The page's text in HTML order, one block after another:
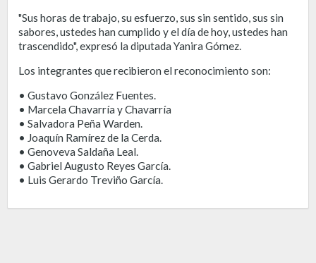
"Sus horas de trabajo, su esfuerzo, sus sin sentido, sus sin
sabores, ustedes han cumplido y el día de hoy, ustedes han
trascendido", expresó la diputada Yanira Gómez.
Los integrantes que recibieron el reconocimiento son:
• Gustavo González Fuentes.
• Marcela Chavarría y Chavarría
• Salvadora Peña Warden.
• Joaquín Ramírez de la Cerda.
• Genoveva Saldaña Leal.
• Gabriel Augusto Reyes García.
• Luis Gerardo Treviño García.